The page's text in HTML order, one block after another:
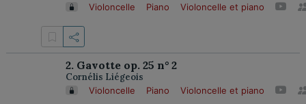
Violoncelle Piano Violoncelle et piano
2. Gavotte op. 25 n° 2
Cornélis Liégeois
Violoncelle Piano Violoncelle et piano